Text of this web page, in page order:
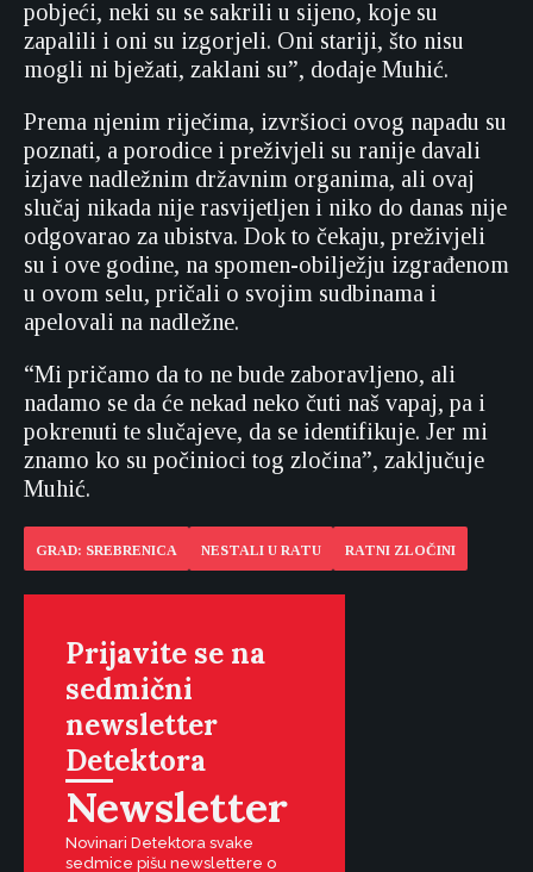
pobjeći, neki su se sakrili u sijeno, koje su
zapalili i oni su izgorjeli. Oni stariji, što nisu
mogli ni bježati, zaklani su”, dodaje Muhić.
Prema njenim riječima, izvršioci ovog napadu su
poznati, a porodice i preživjeli su ranije davali
izjave nadležnim državnim organima, ali ovaj
slučaj nikada nije rasvijetljen i niko do danas nije
odgovarao za ubistva. Dok to čekaju, preživjeli
su i ove godine, na spomen-obilježju izgrađenom
u ovom selu, pričali o svojim sudbinama i
apelovali na nadležne.
“Mi pričamo da to ne bude zaboravljeno, ali
nadamo se da će nekad neko čuti naš vapaj, pa i
pokrenuti te slučajeve, da se identifikuje. Jer mi
znamo ko su počinioci tog zločina”, zaključuje
Muhić.
GRAD: SREBRENICA NESTALI U RATU RATNI ZLOČINI
Prijavite se na
sedmični
newsletter
Detektora
Newsletter
Novinari Detektora svake
sedmice pišu newslettere o